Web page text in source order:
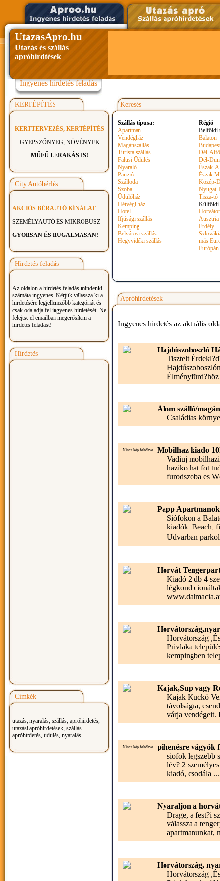
UtazasApro.hu
Utazás és szállás
apróhirdtések
Ingyenes hirdetés feladás
KERTÉPÍTÉS
KERTTERVEZÉS, KERTÉPÍTÉS
GYEPSZŐNYEG, NÖVÉNYEK
MŰFŰ LERAKÁS IS!
City Autóbérlés
AKCIÓS BÉRAUTÓ KÍNÁLAT
SZEMÉLYAUTÓ ÉS MIKROBUSZ
GYORSAN ÉS RUGALMASAN!
Hirdetés feladás
Az oldalon a hirdetés feladás mindenki
számára ingyenes. Kérjük válassza ki a
hirdetésére legjellemzőbb kategóriát és
csak oda adja fel ingyenes hirdetését. Ne
felejtse el emailban megerősíteni a
hirdetés feladást!
Hirdetés
Címkék
utazás, nyaralás, szállás, apróhirdetés,
utazási apróhirdetések, szállás
apróhirdetés, üdülés, nyaralás
Keresés
Szállás típusa:
Apartman
Vendégház
Magánszállás
Turista szállás
Falusi Üdülés
Nyaraló
Panzió
Szálloda
Szoba
Üdülőház
Hétvégi ház
Hotel
Ifjúsági szállás
Kemping
Belvárosi szállás
Hegyvidéki szállás
Régió
Belföldi
Balaton
Dél-
Dél-
Észak-
Észak
Közép-
Nyugat-
Tisza-tó
Külföldi
Ausztria
Erdély
más
Apróhirdetések
Ingyenes hirdetés az aktuális
Hajdúszoboszló
Tisztelt
Álom szálló/
Családias
Mobilhaz kiado
Nincs kép feltöltve
Vadiuj
haziko hat fot
furodszoba es
Papp
Siófokon a
kiadók. Beach,
Udvarban
Horvát
Kiadó 2 db 4
Horvátország
Privlaka
kempingben
Kajak,Sup vagy
Kajak Kuckó
távolságra,
várja vendégeit.
pihenésre vágyók
Nincs kép feltöltve
siofok legszebb
lév? 2
kiadó, csodála
Nyaraljon a
Drage, a fest?i
válassza a
apartmanunkat,
Horvátország,
Horvátország